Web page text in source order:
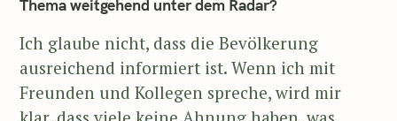
Thema weitgehend unter dem Radar?
Ich glaube nicht, dass die Bevölkerung
ausreichend informiert ist. Wenn ich mit
Freunden und Kollegen spreche, wird mir